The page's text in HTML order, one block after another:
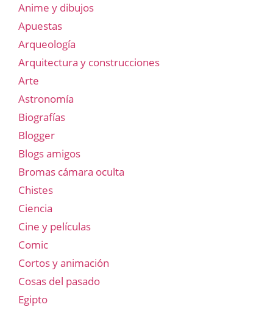
Anime y dibujos
Apuestas
Arqueología
Arquitectura y construcciones
Arte
Astronomía
Biografías
Blogger
Blogs amigos
Bromas cámara oculta
Chistes
Ciencia
Cine y películas
Comic
Cortos y animación
Cosas del pasado
Egipto